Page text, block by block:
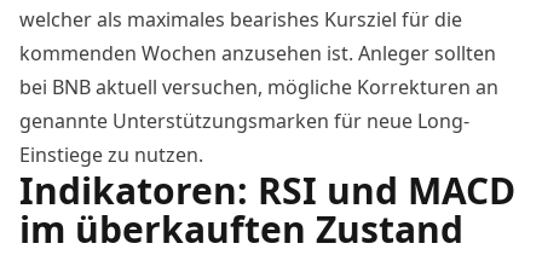
welcher als maximales bearishes Kursziel für die
kommenden Wochen anzusehen ist. Anleger sollten
bei BNB aktuell versuchen, mögliche Korrekturen an
genannte Unterstützungsmarken für neue Long-
Einstiege zu nutzen.
Indikatoren: RSI und MACD
im überkauften Zustand